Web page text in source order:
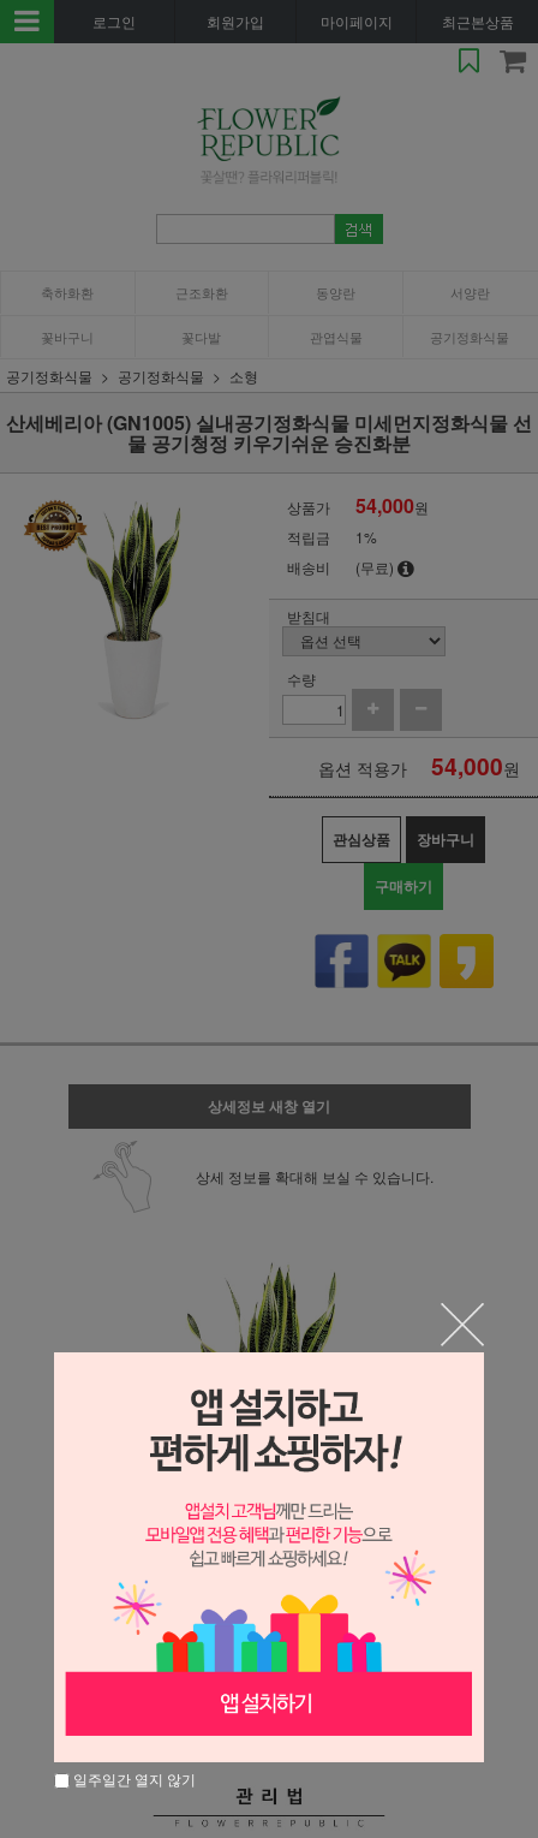
로그인 회원가입 마이페이지 최근본상품
축하화환 근조화환 동양란 서양란
꽃바구니 꽃다발 관엽식물 공기정화식물
공기정화식물 공기정화식물 소형
산세베리아 (GN1005) 실내공기정화식물 미세먼지정화식물 선
물 공기청정 키우기쉬운 승진화분
상품가 54,000원
적립금
1%
배송비
(무료)
받침대
수량
옵션 적용가 54,000원
관심상품 장바구니
구매하기
상세정보 새창 열기
상세 정보를 확대해 보실 수 있습니다.
일주일간 열지 않기